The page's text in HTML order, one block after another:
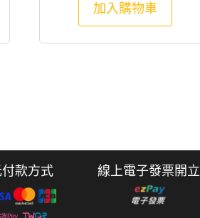
加入購物車
款方式 線上電子發票開立